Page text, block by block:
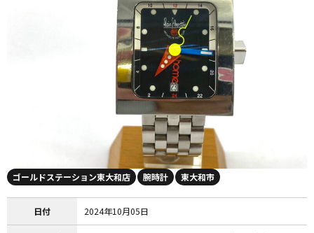
ゴールドステーション東大和店 腕時計 東大和市
日付 2024年10月05日